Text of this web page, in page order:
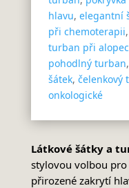
hlavu, elegantní
při chemoterapii,
turban při
pohodlný turban,
šátek, čelenkový
onkologické
Látkové šátky a
stylovou volbou pro
přirozené zakrytí